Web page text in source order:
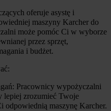
oferuje asystę i
maszyny Karcher do
może pomóc Ci w wyborze
przez sprzęt,
i budżet.
Pracownicy wypożyczalni
lepiej zrozumieć Twoje
odpowiednią maszynę Karcher.